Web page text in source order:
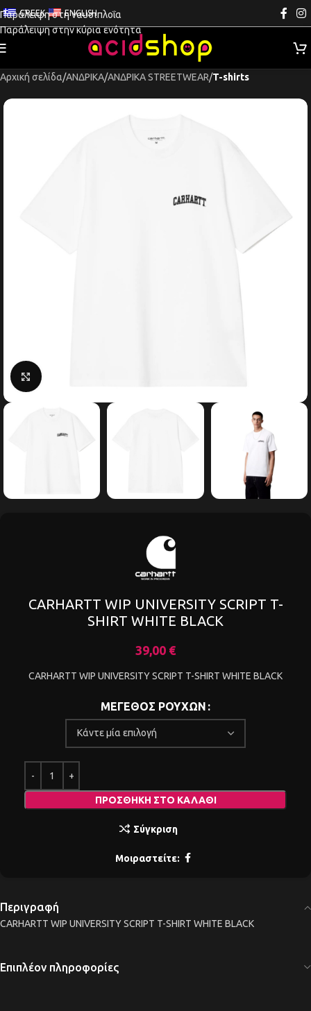
Παράλειψη στη ναυσιπλοΐα
Παράλειψη στην κύρια ενότητα
GREEK ENGLISH
Αρχική σελίδα ΑΝΔΡΙΚΑ ΑΝΔΡΙΚΑ STREETWEAR T-shirts
Κάντε κλικ για μεγέθυνση
CARHARTT WIP UNIVERSITY SCRIPT T-
SHIRT WHITE BLACK
39,00 €
CARHARTT WIP UNIVERSITY SCRIPT T-SHIRT WHITE BLACK
ΜΕΓΕΘΟΣ ΡΟΥΧΩΝ
ΠΡΟΣΘΉΚΗ ΣΤΟ ΚΑΛΆΘΙ
Σύγκριση
Μοιραστείτε:
Περιγραφή
CARHARTT WIP UNIVERSITY SCRIPT T-SHIRT WHITE BLACK
Επιπλέον πληροφορίες